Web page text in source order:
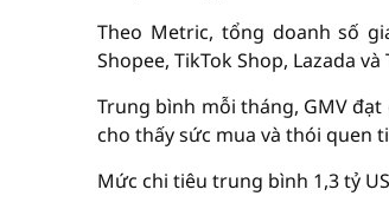
Theo Metric, tổng doanh số
Shopee, TikTok Shop, Lazada
Trung bình mỗi tháng, GMV
cho thấy sức mua và thói quen
Mức chi tiêu trung bình 1,3 tỷ